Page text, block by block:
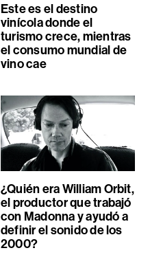
Este es el destino
vinícola donde el
turismo crece, mientras
el consumo mundial de
vino cae
¿Quién era William Orbit,
el productor que trabajó
con Madonna y ayudó a
definir el sonido de los
2000?